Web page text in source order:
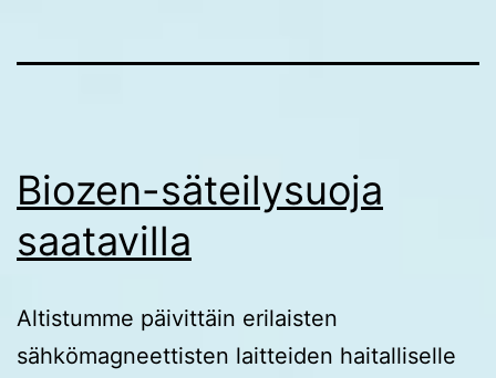
Biozen-säteilysuoja
saatavilla
Altistumme päivittäin erilaisten
sähkömagneettisten laitteiden haitalliselle